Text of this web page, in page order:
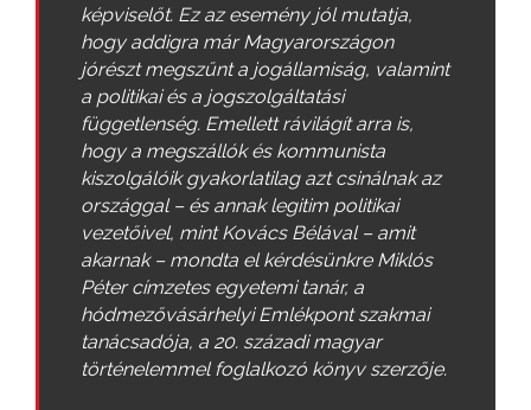
képviselőt. Ez az esemény jól mutatja,
hogy addigra már Magyarországon
jórészt megszűnt a jogállamiság, valamint
a politikai és a jogszolgáltatási
függetlenség. Emellett rávilágít arra is,
hogy a megszállók és kommunista
kiszolgálóik gyakorlatilag azt csinálnak az
országgal – és annak legitim politikai
vezetőivel, mint Kovács Bélával – amit
akarnak – mondta el kér­­désünkre Miklós
Péter címzetes egyetemi tanár, a
hódmezővásárhelyi Emlékpont szakmai
tanácsadója, a 20. századi magyar
történelemmel foglalkozó könyv szerzője.